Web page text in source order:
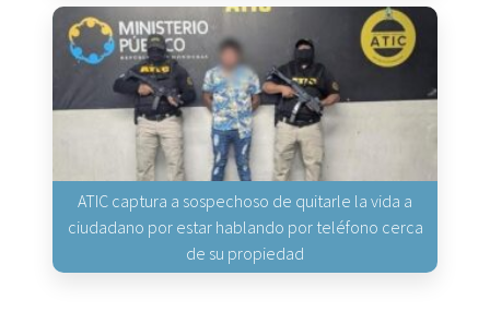
ATIC captura a sospechoso de quitarle la vida a
ciudadano por estar hablando por teléfono cerca
de su propiedad